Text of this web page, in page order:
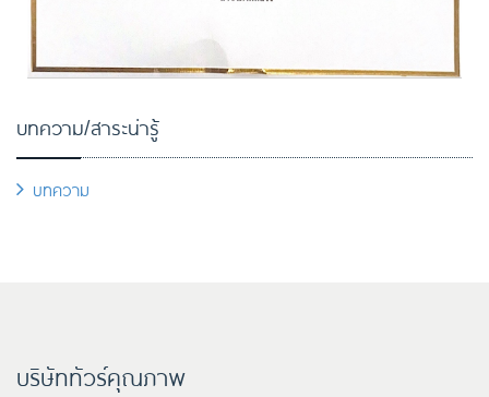
บทความ/สาระน่ารู้
บทความ
บริษัททัวร์คุณภาพ